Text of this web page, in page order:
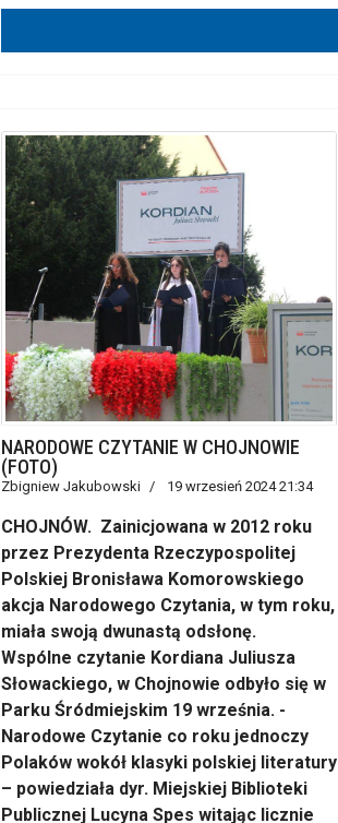
NARODOWE CZYTANIE W CHOJNOWIE
(FOTO)
Zbigniew Jakubowski 19 wrzesień 2024 21:34
CHOJNÓW. Zainicjowana w 2012 roku
przez Prezydenta Rzeczypospolitej
Polskiej Bronisława Komorowskiego
akcja Narodowego Czytania, w tym roku,
miała swoją dwunastą odsłonę.
Wspólne czytanie Kordiana Juliusza
Słowackiego, w Chojnowie odbyło się w
Parku Śródmiejskim 19 września. -
Narodowe Czytanie co roku jednoczy
Polaków wokół klasyki polskiej literatury
– powiedziała dyr. Miejskiej Biblioteki
Publicznej Lucyna Spes witając licznie